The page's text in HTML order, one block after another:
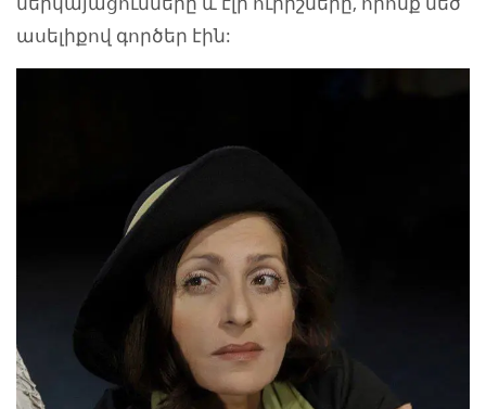
ասելիքով գործեր էին: